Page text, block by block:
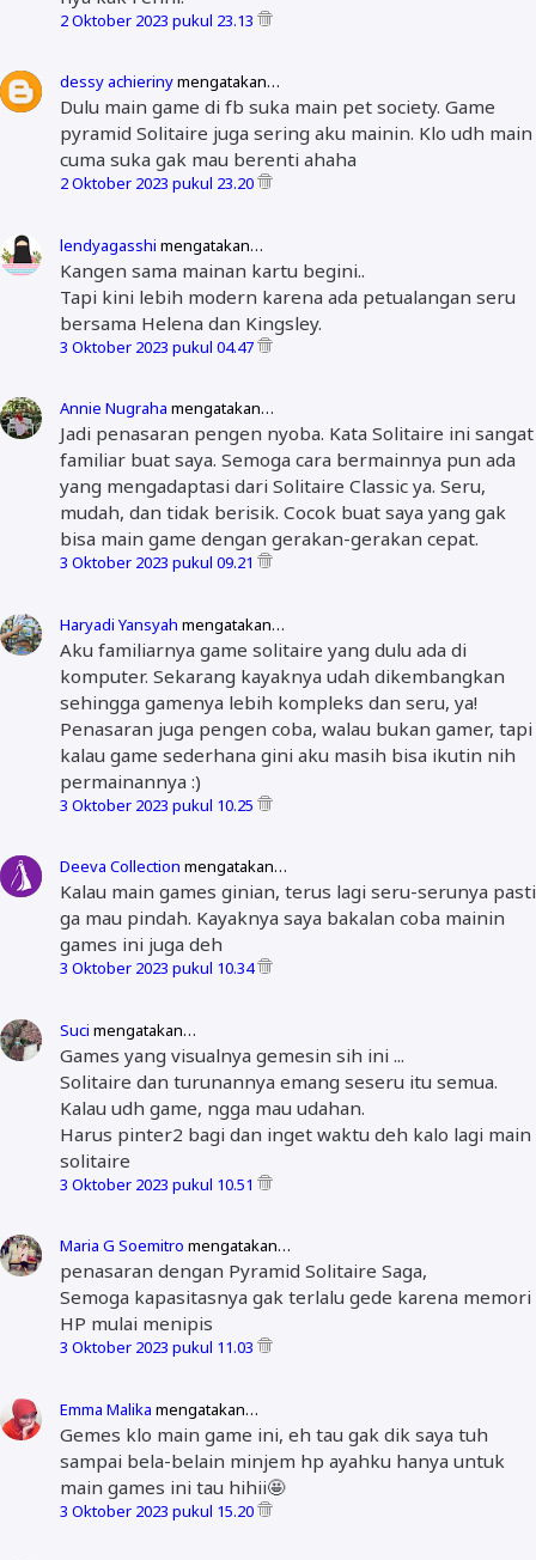
2 Oktober 2023 pukul 23.13
dessy achierinymengatakan…
Dulu main game di fb suka main pet society. Game
pyramid Solitaire juga sering aku mainin. Klo udh main
cuma suka gak mau berenti ahaha
2 Oktober 2023 pukul 23.20
lendyagasshi mengatakan…
Kangen sama mainan kartu begini..
Tapi kini lebih modern karena ada petualangan seru
bersama Helena dan Kingsley.
3 Oktober 2023 pukul 04.47
Annie Nugraha mengatakan…
Jadi penasaran pengen nyoba. Kata Solitaire ini sangat
familiar buat saya. Semoga cara bermainnya pun ada
yang mengadaptasi dari Solitaire Classic ya. Seru,
mudah, dan tidak berisik. Cocok buat saya yang gak
bisa main game dengan gerakan-gerakan cepat.
3 Oktober 2023 pukul 09.21
Haryadi Yansyah mengatakan…
Aku familiarnya game solitaire yang dulu ada di
komputer. Sekarang kayaknya udah dikembangkan
sehingga gamenya lebih kompleks dan seru, ya!
Penasaran juga pengen coba, walau bukan gamer, tapi
kalau game sederhana gini aku masih bisa ikutin nih
permainannya :)
3 Oktober 2023 pukul 10.25
Deeva Collection mengatakan…
Kalau main games ginian, terus lagi seru-serunya pasti
ga mau pindah. Kayaknya saya bakalan coba mainin
games ini juga deh
3 Oktober 2023 pukul 10.34
Suci mengatakan…
Games yang visualnya gemesin sih ini ...
Solitaire dan turunannya emang seseru itu semua.
Kalau udh game, ngga mau udahan.
Harus pinter2 bagi dan inget waktu deh kalo lagi main
solitaire
3 Oktober 2023 pukul 10.51
Maria G Soemitro mengatakan…
penasaran dengan Pyramid Solitaire Saga,
Semoga kapasitasnya gak terlalu gede karena memori
HP mulai menipis
3 Oktober 2023 pukul 11.03
Emma Malika mengatakan…
Gemes klo main game ini, eh tau gak dik saya tuh
sampai bela-belain minjem hp ayahku hanya untuk
main games ini tau hihii🤩
3 Oktober 2023 pukul 15.20